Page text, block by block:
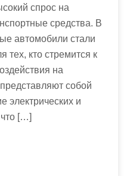
спрос на
средства. В
автомобили стали
кто стремится к
на
собой
электрических и
[…]